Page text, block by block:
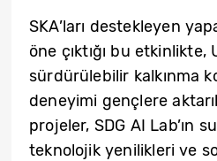
SKA’ları destekleyen
öne çıktığı bu etkinlikte,
sürdürülebilir kalkınma
deneyimi gençlere
projeler, SDG AI Lab’ın
teknolojik yenilikleri ve